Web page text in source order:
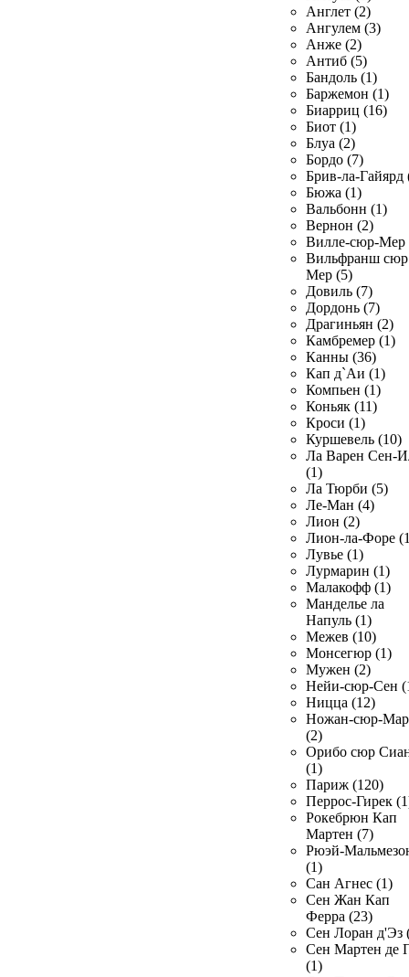
Англет (2)
Ангулем (3)
Анже (2)
Антиб (5)
Бандоль (1)
Баржемон (1)
Биарриц (16)
Биот (1)
Блуа (2)
Бордо (7)
Брив-ла-Гайярд
Бюжа (1)
Вальбонн (1)
Вернон (2)
Вилле-сюр-Мер
Вильфранш сюр
Мер (5)
Довиль (7)
Дордонь (7)
Драгиньян (2)
Камбремер (1)
Канны (36)
Кап д`Аи (1)
Компьен (1)
Коньяк (11)
Кроси (1)
Куршевель (10)
Ла Варен Сен-
(1)
Ла Тюрби (5)
Ле-Ман (4)
Лион (2)
Лион-ла-Форе
Лувье (1)
Лурмарин (1)
Малакофф (1)
Манделье ла
Напуль (1)
Межев (10)
Монсегюр (1)
Мужен (2)
Нейи-сюр-Сен
Ницца (12)
Ножан-сюр-
(2)
Орибо сюр
(1)
Париж (120)
Перрос-Гирек
Рокебрюн Кап
Мартен (7)
Рюэй-
(1)
Сан Агнес (1)
Сен Жан Кап
Ферра (23)
Сен Лоран д'Эз
Сен Мартен де
(1)